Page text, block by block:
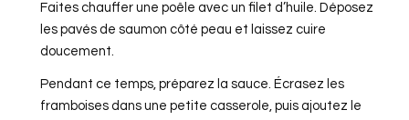
Faites chauffer une poêle avec un filet d’huile. Déposez
les pavés de saumon côté peau et laissez cuire
doucement.
Pendant ce temps, préparez la sauce. Écrasez les
framboises dans une petite casserole, puis ajoutez le